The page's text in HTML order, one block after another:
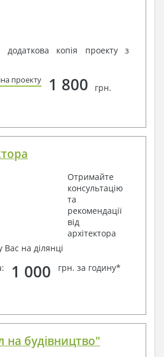
додаткова копія проекту з
проекту 1 800 грн.
Отримайте
консультацію
та
рекомендації
від
архітектора
на ділянці
1 000 грн. за годину*
на будівництво"